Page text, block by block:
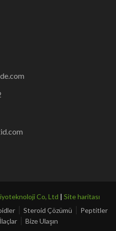
Co, Ltd | Site haritası
Steroid Çözümü
Peptitler
İlaçlar Bize Ulaşın